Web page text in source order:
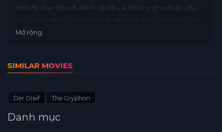
mối đe dọa đối với Mark và tất cả những gì anh ấy yêu
mình và tham gia trận chiến để cứu thế giới của chúng
Mở rộng
SIMILAR MOVIES
Der Greif The Gryphon
Danh mục